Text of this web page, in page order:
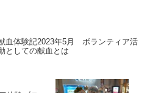
血体験記2023年5月 ボランティア活
としての献血とは